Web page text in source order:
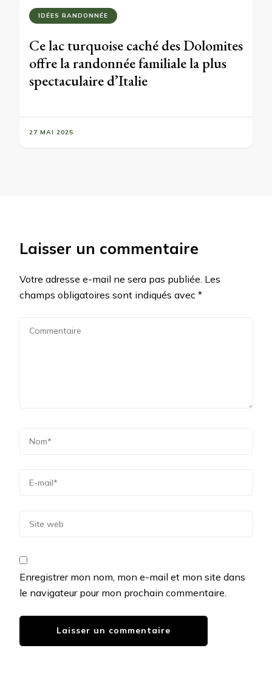
IDÉES RANDONNÉE
Ce lac turquoise caché des Dolomites
offre la randonnée familiale la plus
spectaculaire d’Italie
27 MAI 2025
Laisser un commentaire
Votre adresse e-mail ne sera pas publiée. Les
champs obligatoires sont indiqués avec *
Enregistrer mon nom, mon e-mail et mon site dans
le navigateur pour mon prochain commentaire.